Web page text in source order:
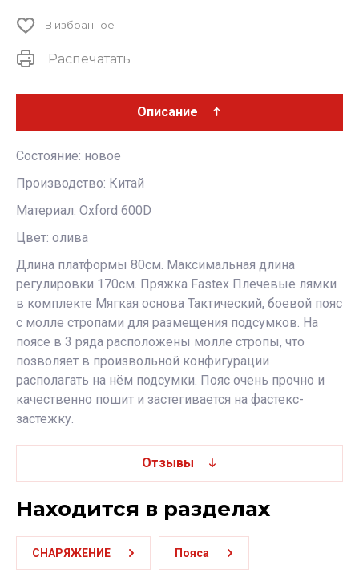
В избранное
Распечатать
Описание
Состояние: новое
Производство: Китай
Материал: Oxford 600D
Цвет: олива
Длина платформы 80см. Максимальная длина
регулировки 170см. Пряжка Fastex Плечевые лямки
в комплекте Мягкая основа Тактический, боевой пояс
с молле стропами для размещения подсумков. На
поясе в 3 ряда расположены молле стропы, что
позволяет в произвольной конфигурации
располагать на нём подсумки. Пояс очень прочно и
качественно пошит и застегивается на фастекс-
застежку.
Отзывы
Находится в разделах
СНАРЯЖЕНИЕ Пояса